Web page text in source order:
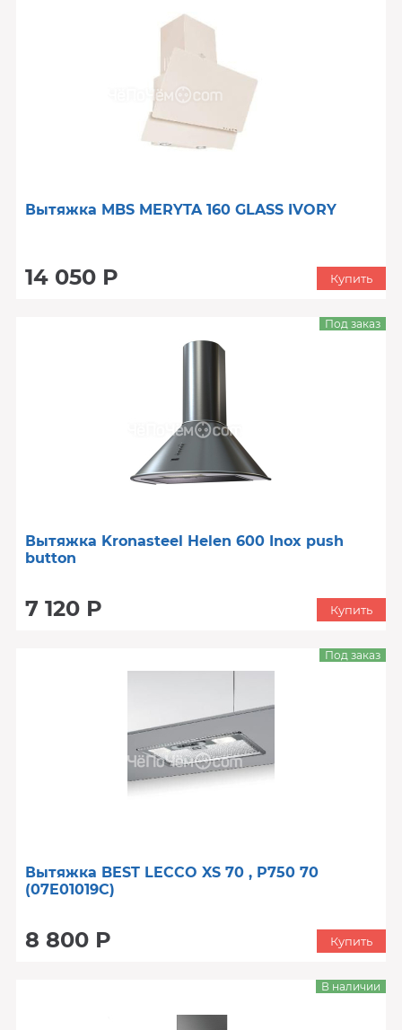
Вытяжка MBS MERYTA 160 GLASS IVORY
14 050 Р Купить
Вытяжка Kronasteel Helen 600 Inox push
button
7 120 Р
Под заказ
Купить
Вытяжка BEST LECCO XS 70 , P750 70
(07E01019C)
8 800 Р
Под заказ
Купить
В наличии